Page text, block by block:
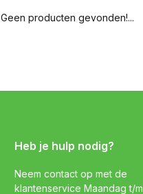
Geen producten gevonden!...
Heb je hulp nodig?
Neem contact op met de
klantenservice Maandag t/m